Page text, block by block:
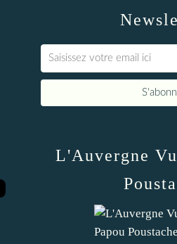
L'Auvergne